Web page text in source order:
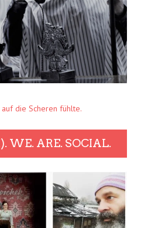
die Scheren fühlte.
WE. ARE. SOCIAL.